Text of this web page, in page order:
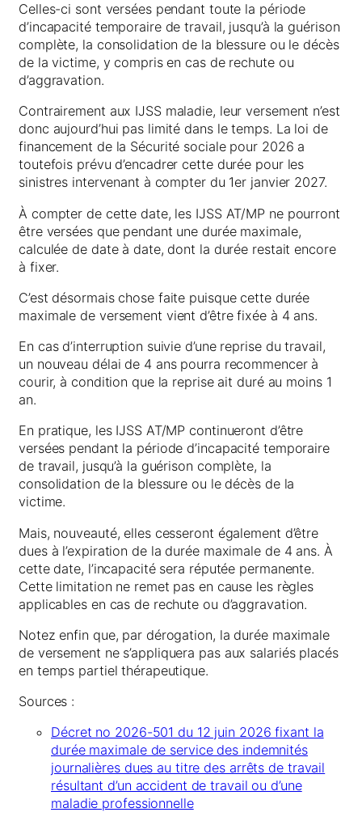
Celles-ci sont versées pendant toute la période
d’incapacité temporaire de travail, jusqu’à la guérison
complète, la consolidation de la blessure ou le décès
de la victime, y compris en cas de rechute ou
d’aggravation.
Contrairement aux IJSS maladie, leur versement n’est
donc aujourd’hui pas limité dans le temps. La loi de
financement de la Sécurité sociale pour 2026 a
toutefois prévu d’encadrer cette durée pour les
sinistres intervenant à compter du 1er janvier 2027.
À compter de cette date, les IJSS AT/MP ne pourront
être versées que pendant une durée maximale,
calculée de date à date, dont la durée restait encore
à fixer.
C’est désormais chose faite puisque cette durée
maximale de versement vient d’être fixée à 4 ans.
En cas d’interruption suivie d’une reprise du travail,
un nouveau délai de 4 ans pourra recommencer à
courir, à condition que la reprise ait duré au moins 1
an.
En pratique, les IJSS AT/MP continueront d’être
versées pendant la période d’incapacité temporaire
de travail, jusqu’à la guérison complète, la
consolidation de la blessure ou le décès de la
victime.
Mais, nouveauté, elles cesseront également d’être
dues à l’expiration de la durée maximale de 4 ans. À
cette date, l’incapacité sera réputée permanente.
Cette limitation ne remet pas en cause les règles
applicables en cas de rechute ou d’aggravation.
Notez enfin que, par dérogation, la durée maximale
de versement ne s’appliquera pas aux salariés placés
en temps partiel thérapeutique.
Sources :
Décret no 2026-501 du 12 juin 2026 fixant la
durée maximale de service des indemnités
journalières dues au titre des arrêts de travail
résultant d’un accident de travail ou d’une
maladie professionnelle